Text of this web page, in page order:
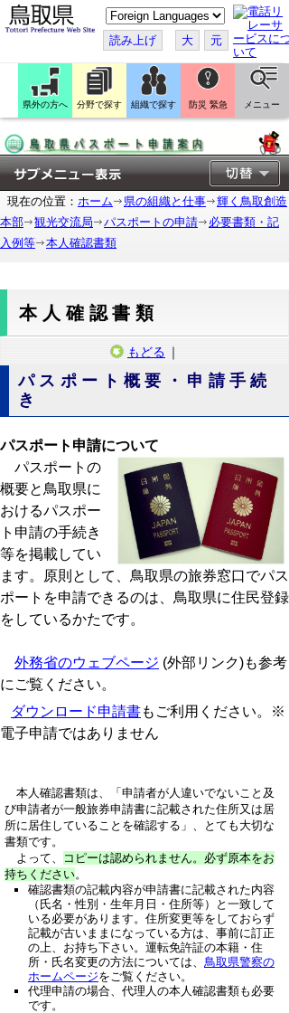
こ
の
ペ
ー
ジ
翻
訳
す
読み上げ 大 元
県外の方へ 分野で探す 組織で探す 防災 緊急 メニュー
現在の位置： ホーム 県の組織と仕事
輝く鳥取創造
本部
観光交流局 パスポートの申請
必要書類・記
入例等
本人確認書類
本人確認書類
もどる ｜
パスポート概要・申請手続
き
パスポート申請について
パスポートの
概要と鳥取県に
おけるパスポー
ト申請の手続き
等を掲載してい
ます。原則として、鳥取県の旅券窓口でパス
ポートを申請できるのは、鳥取県に住民登録
をしているかたです。
外務省のウェブページ (外部リンク)も参考
にご覧ください。
ダウンロード申請書もご利用ください。※
電子申請ではありません
本人確認書類は、「申請者が人違いでないこと及
び申請者が一般旅券申請書に記載された住所又は居
所に居住していることを確認する」、とても大切な
書類です。
よって、
コピーは認められません。必ず原本をお
持ちください。
確認書類の記載内容が申請書に記載された内容
（氏名・性別・生年月日・住所等）と一致して
いる必要があります。住所変更等をしておらず
記載が古いままになっている方は、事前に訂正
の上、お持ち下さい。運転免許証の本籍・住
所・氏名変更の方法については、 鳥取県警察の
ホームページをご覧ください。
代理申請の場合、代理人の本人確認書類も必要
です。